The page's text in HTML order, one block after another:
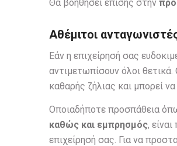
Θα βοηθήσει επίσης στην
Αθέμιτοι
Εάν η επιχείρησή σας
αντιμετωπίσουν όλοι θετικά.
καθαρής ζήλιας και μπορεί
Οποιαδήποτε προσπάθεια
καθώς και εμπρησμός,
επιχείρησή σας. Για να